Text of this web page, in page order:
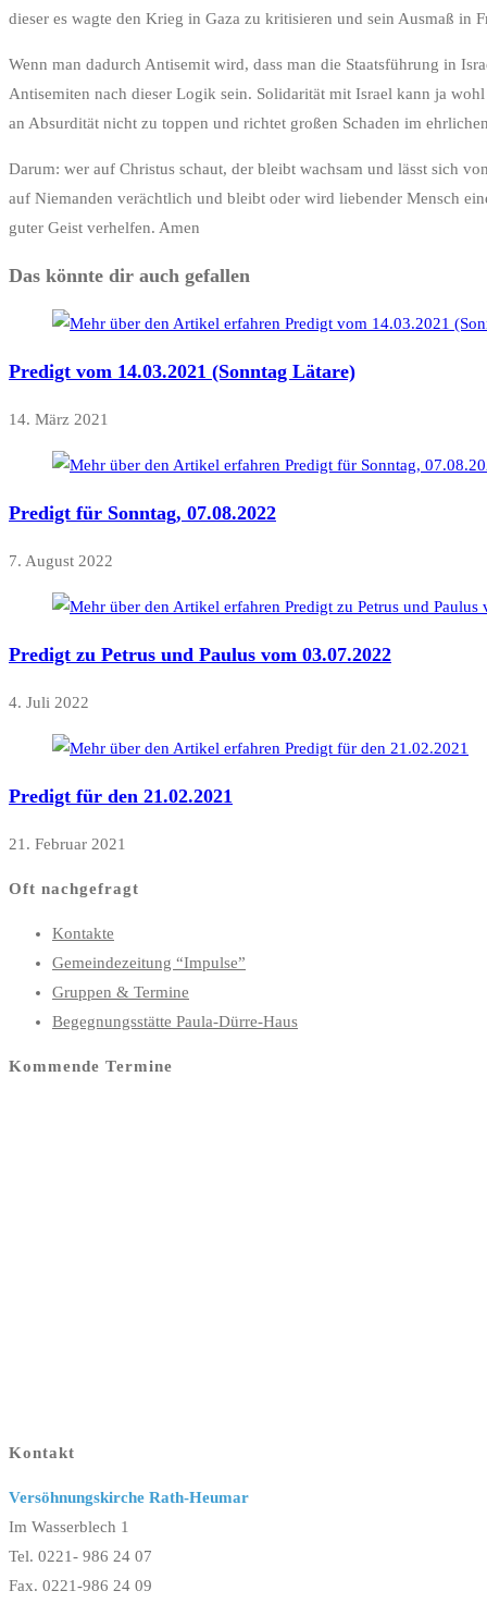
dieser es wagte den Krieg in Gaza zu kritisieren und sein Ausmaß in
Wenn man dadurch Antisemit wird, dass man die Staatsführung in
Antisemiten nach dieser Logik sein. Solidarität mit Israel kann ja
an Absurdität nicht zu toppen und richtet großen Schaden im
Darum: wer auf Christus schaut, der bleibt wachsam und lässt sich
auf Niemanden verächtlich und bleibt oder wird liebender Mensch
guter Geist verhelfen. Amen
Das könnte dir auch gefallen
Predigt vom 14.03.2021 (Sonntag Lätare)
14. März 2021
Predigt für Sonntag, 07.08.2022
7. August 2022
Predigt zu Petrus und Paulus vom 03.07.2022
4. Juli 2022
Predigt für den 21.02.2021
21. Februar 2021
Oft nachgefragt
Kontakte
Gemeindezeitung “Impulse”
Gruppen & Termine
Begegnungsstätte Paula-Dürre-Haus
Kommende Termine
Kontakt
Versöhnungskirche Rath-Heumar
Im Wasserblech 1
Tel. 0221- 986 24 07
Fax. 0221-986 24 09